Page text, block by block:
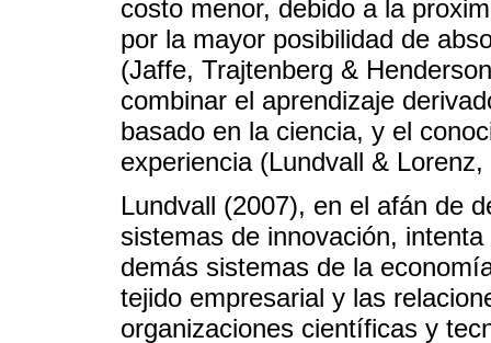
costo menor, debido a la
por la mayor posibilidad de
(Jaffe, Trajtenberg &
combinar el aprendizaje
basado en la ciencia, y el
experiencia (Lundvall & Lorenz,
Lundvall (2007), en el afán de
sistemas de innovación,
demás sistemas de la
tejido empresarial y las
organizaciones científicas y